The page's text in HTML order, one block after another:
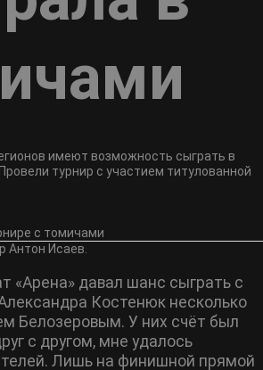
имеют возможность сыграть в
турнир с участием титулованной
Антон Исаев.
«Арена» давал шанс сыграть с
Костенюк несколько
Белозеровым. У них счёт был
с другом, мне удалось
Лишь на финишной прямой